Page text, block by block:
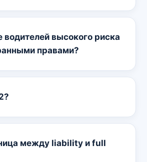
водителей высокого риска
правами?
между liability и full